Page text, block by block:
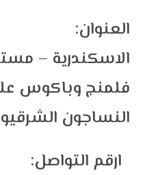
:العنوان
الاسكندرية –
فلمنج وباكوس
النساجون
ارقم التواصل: